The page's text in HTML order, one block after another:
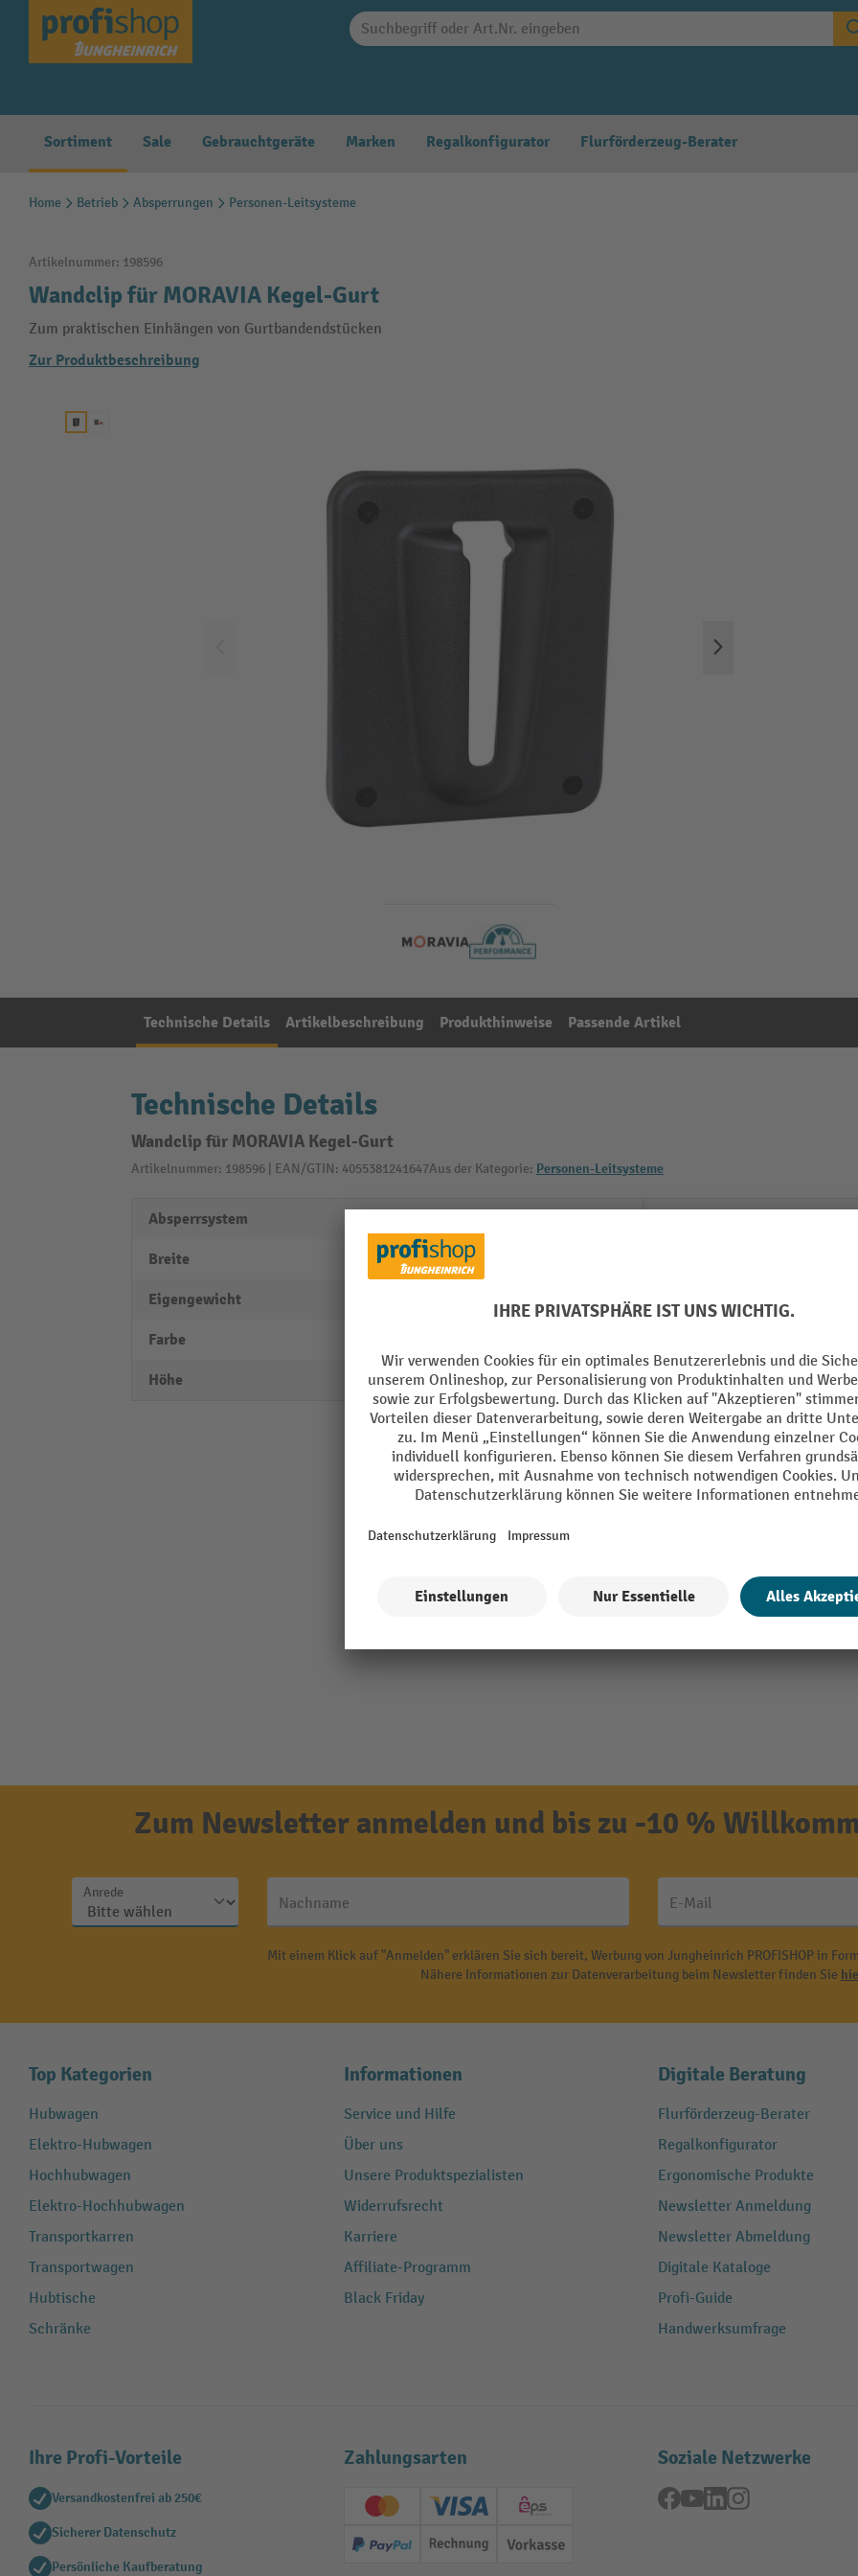
Zur Hauptnavigation springen
Sortiment Sale Gebrauchtgeräte Marken Regalkonfigurator Flurförderzeug-Berater
Home Betrieb Absperrungen Personen-Leitsysteme
Artikelnummer: 198596
Wandclip für MORAVIA Kegel-Gurt
Zum praktischen Einhängen von Gurtbandendstücken
Zur Produktbeschreibung
Technische Details Artikelbeschreibung Produkthinweise Passende Artikel
Technische Details
Wandclip für MORAVIA Kegel-Gurt
Artikelnummer: 198596 | EAN/GTIN: 4055381241647Aus der Kategorie: Personen-Leitsysteme
Absperrsystem
Breite 80 mm
Eigengewicht
Farbe
Höhe 100 mm
Segment
Zum Newsletter anmelden und bis zu -10 %
Anrede
Nachname E-Mail
Mit einem Klick auf "Anmelden" erklären Sie sich bereit, Werbung von Jungheinrich PROFISHOP in
Nähere Informationen zur Datenverarbeitung beim Newsletter finden Sie
Top Kategorien
Hubwagen
Elektro-Hubwagen
Hochhubwagen
Elektro-Hochhubwagen
Transportkarren
Transportwagen
Hubtische
Schränke
Informationen
Service und Hilfe
Über uns
Unsere Produktspezialisten
Widerrufsrecht
Karriere
Affiliate-Programm
Black Friday
Digitale Beratung
Flurförderzeug-Berater
Regalkonfigurator
Ergonomische Produkte
Newsletter Anmeldung
Newsletter Abmeldung
Digitale Kataloge
Profi-Guide
Handwerksumfrage
Ihre Profi-Vorteile
Versandkostenfrei ab 250€
Sicherer Datenschutz
Persönliche Kaufberatung
Zahlungsarten
Creditcard (Master)Creditcard (Visa)
EPS
PayPal Rechnung Vorkasse
Soziale Netzwerke
Facebook
YouTubeLinkedInInstagram